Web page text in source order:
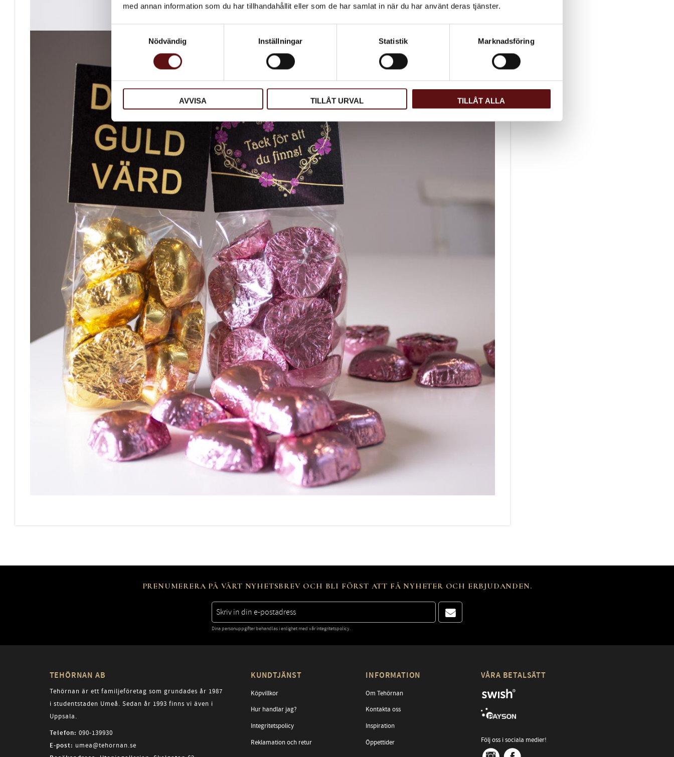
med annan information som du har tillhandahållit eller som de har samlat in när du har använt deras tjänster.
Samtyckesval
Nödvändig
Inställningar Statistik Marknadsföring
AVVISA TILLÅT URVAL TILLÅT ALLA
PRENUMERERA PÅ VÅRT NYHETSBREV OCH BLI FÖRST ATT FÅ NYHETER OCH ERBJUDANDEN.
Dina personuppgifter behandlas i enlighet med vårintegritetspolicy.
TEHÖRNAN AB
Tehörnan är ett familjeföretag som grundades år 1987
i studentstaden Umeå. Sedan år 1993 finns vi även i
Uppsala.
Telefon: 090-139930
E-post: umea@tehornan.se
KUNDTJÄNST
Köpvillkor
Hur handlar jag?
Integritetspolicy
Reklamation och retur
INFORMATION
Om Tehörnan
Kontakta oss
Inspiration
Öppettider
VÅRA BETALSÄTT
Följ oss i sociala medier!